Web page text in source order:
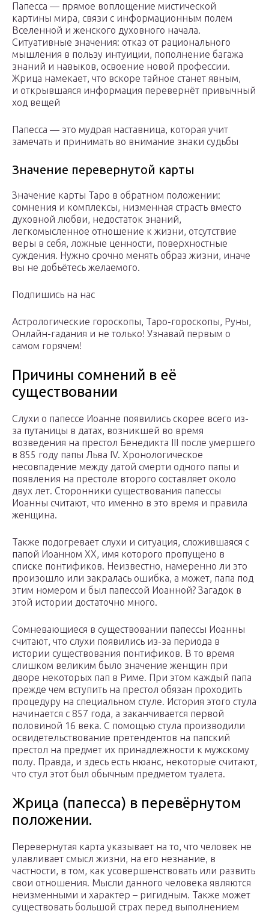
Папесса — прямое воплощение мистической
картины мира, связи с информационным полем
Вселенной и женского духовного начала.
Ситуативные значения: отказ от рационального
мышления в пользу интуиции, пополнение багажа
знаний и навыков, освоение новой профессии.
Жрица намекает, что вскоре тайное станет явным,
и открывшаяся информация перевернёт привычный
ход вещей
Папесса — это мудрая наставница, которая учит
замечать и принимать во внимание знаки судьбы
Значение перевернутой карты
Значение карты Таро в обратном положении:
сомнения и комплексы, низменная страсть вместо
духовной любви, недостаток знаний,
легкомысленное отношение к жизни, отсутствие
веры в себя, ложные ценности, поверхностные
суждения. Нужно срочно менять образ жизни, иначе
вы не добьётесь желаемого.
Подпишись на нас
Астрологические гороскопы, Таро-гороскопы, Руны,
Онлайн-гадания и не только! Узнавай первым о
самом горячем!
Причины сомнений в её
существовании
Слухи о папессе Иоанне появились скорее всего из-
за путаницы в датах, возникшей во время
возведения на престол Бенедикта III после умершего
в 855 году папы Льва IV. Хронологическое
несовпадение между датой смерти одного папы и
появления на престоле второго составляет около
двух лет. Сторонники существования папессы
Иоанны считают, что именно в это время и правила
женщина.
Также подогревает слухи и ситуация, сложившаяся с
папой Иоанном ХХ, имя которого пропущено в
списке понтификов. Неизвестно, намеренно ли это
произошло или закралась ошибка, а может, папа под
этим номером и был папессой Иоанной? Загадок в
этой истории достаточно много.
Сомневающиеся в существовании папессы Иоанны
считают, что слухи появились из-за периода в
истории существования понтификов. В то время
слишком великим было значение женщин при
дворе некоторых пап в Риме. При этом каждый папа
прежде чем вступить на престол обязан проходить
процедуру на специальном стуле. История этого стула
начинается с 857 года, а заканчивается первой
половиной 16 века. С помощью стула производили
освидетельствование претендентов на папский
престол на предмет их принадлежности к мужскому
полу. Правда, и здесь есть нюанс, некоторые считают,
что стул этот был обычным предметом туалета.
Жрица (папесса) в перевёрнутом
положении.
Перевернутая карта указывает на то, что человек не
улавливает смысл жизни, на его незнание, в
частности, в том, как усовершенствовать или развить
свои отношения. Мысли данного человека являются
неизменными и характер – ригидным. Также может
существовать большой страх перед выполнением